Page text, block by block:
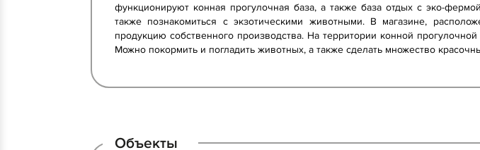
функционируют конная прогулочная база, а также база отдых с эко-
также познакомиться с экзотическими животными. В магазине,
продукцию собственного производства. На территории конной
Можно покормить и погладить животных, а также сделать множество
Объекты